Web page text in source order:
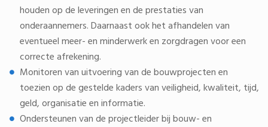
houden op de leveringen en de prestaties van
onderaannemers. Daarnaast ook het afhandelen van
eventueel meer- en minderwerk en zorgdragen voor een
correcte afrekening.
Monitoren van uitvoering van de bouwprojecten en
toezien op de gestelde kaders van veiligheid, kwaliteit, tijd,
geld, organisatie en informatie.
Ondersteunen van de projectleider bij bouw- en